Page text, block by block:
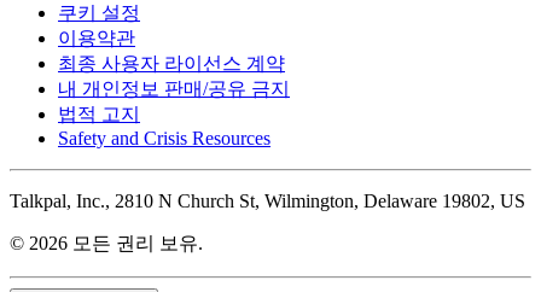
쿠키 설정
이용약관
최종 사용자 라이선스 계약
내 개인정보 판매/공유 금지
법적 고지
Safety and Crisis Resources
Talkpal, Inc., 2810 N Church St, Wilmington, Delaware 19802, US
© 2026 모든 권리 보유.